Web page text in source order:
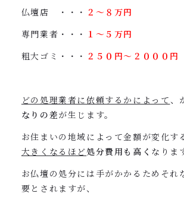
仏壇店 ・・・ ２〜８万円
専門業者・・・ １〜５万円
粗大ゴミ・・・ ２５０円〜２０００円
どの処理業者に依頼するかによって、
なりの差が生じます。
お住まいの地域によって金額が変化す
大きくなるほど処分費用も高く なりま
お仏壇の処分には手がかかるためそれ
要とされますが、